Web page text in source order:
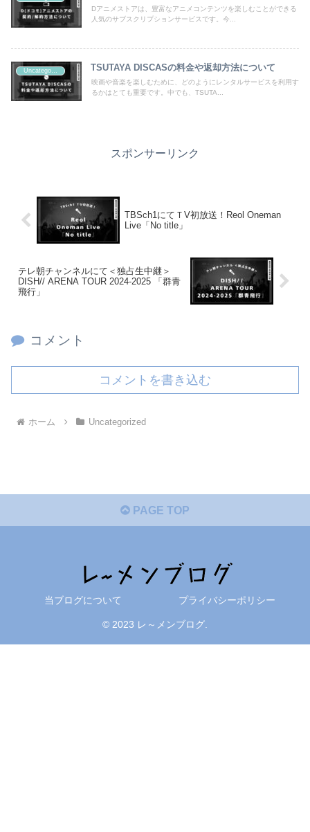
Dアニメストアは、豊富なアニメコンテンツを楽しむことができる
人気のサブスクリプションサービスです。今...
TSUTAYA DISCASの料金や返却方法について
映画や音楽を楽しむために、どのようにレンタルサービスを利用す
るかはとても重要です。中でも、TSUTA...
スポンサーリンク
TBSch1にてＴV初放送！Reol Oneman
Live「No title」
テレ朝チャンネルにて＜独占生中継＞
DISH// ARENA TOUR 2024-2025 「群青
飛行」
コメント
コメントを書き込む
ホーム Uncategorized
PAGE TOP
当ブログについて プライバシーポリシー
© 2023 レ～メンブログ.